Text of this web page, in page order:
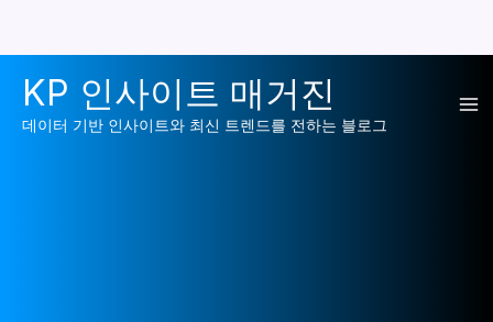
KP 인사이트 매거진
데이터 기반 인사이트와 최신 트렌드를 전하는 블로그